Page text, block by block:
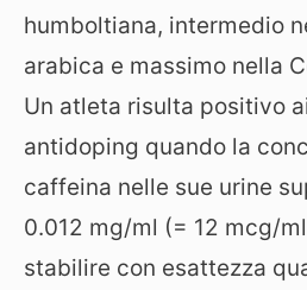
humboltiana, intermedio
arabica e massimo nella
Un atleta risulta positivo
antidoping quando la
caffeina nelle sue urine
0.012 mg/ml (= 12 mcg/
stabilire con esattezza